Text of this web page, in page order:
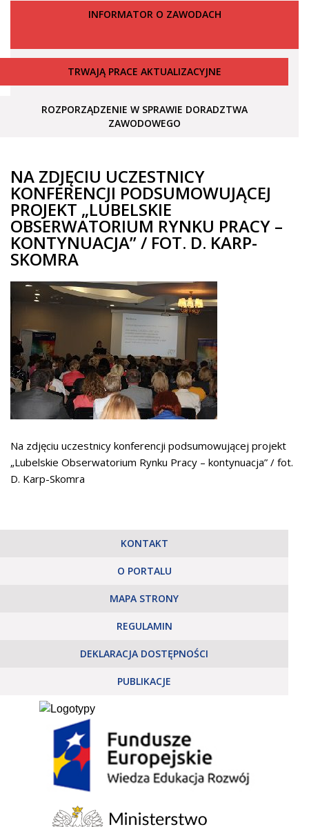
INFORMATOR O ZAWODACH
TRWAJĄ PRACE AKTUALIZACYJNE
ROZPORZĄDZENIE W SPRAWIE DORADZTWA
ZAWODOWEGO
NA ZDJĘCIU UCZESTNICY
KONFERENCJI PODSUMOWUJĄCEJ
PROJEKT „LUBELSKIE
OBSERWATORIUM RYNKU PRACY –
KONTYNUACJA” / FOT. D. KARP-
SKOMRA
Na zdjęciu uczestnicy konferencji podsumowującej projekt
„Lubelskie Obserwatorium Rynku Pracy – kontynuacja” / fot.
D. Karp-Skomra
KONTAKT
O PORTALU
MAPA STRONY
REGULAMIN
DEKLARACJA DOSTĘPNOŚCI
PUBLIKACJE